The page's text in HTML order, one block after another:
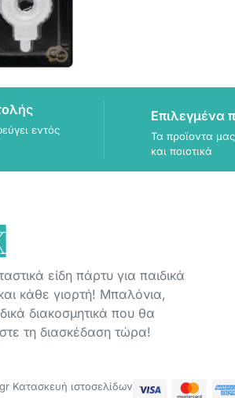
εντός
Επιλεγμένα
Τα προϊοντα
και ποιοτικά
είδη πάρτυ για παιδικά
κάθε γιορτή! Μπαλόνια,
διακοσμητικά που θα
τη διασκέδαση τώρα!
Κατασκευή ιστοσελίδων